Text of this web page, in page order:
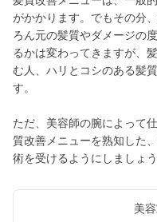
がかかります。でもその分
ろん元の髪質やダメージの
るかは変わってきますが、
む人、ハリとコシのある髪
す。
ただ、美容師の腕によって
質改善メニューを熟知した
術を受けるようにしましょう
美